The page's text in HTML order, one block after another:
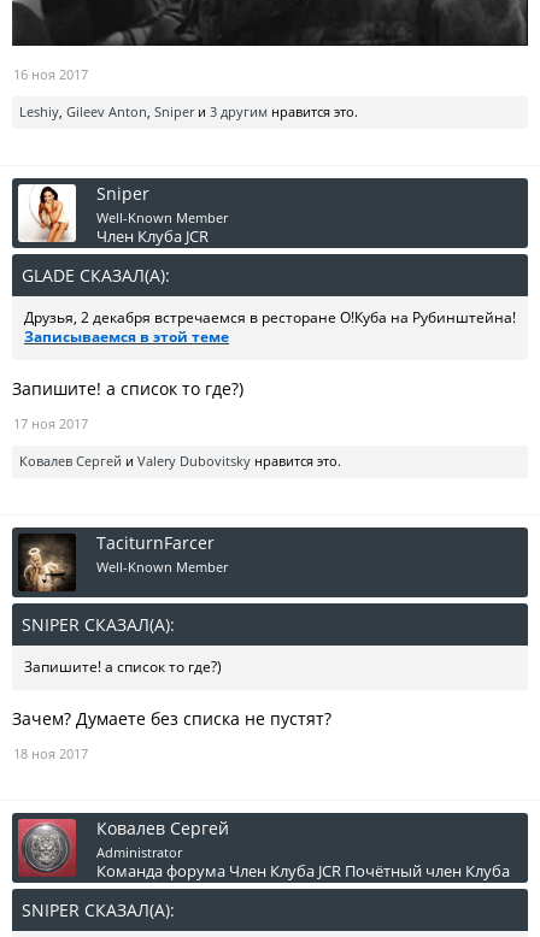
16 ноя 2017
Leshiy, Gileev Anton, Sniperи 3 другим нравится это.
Sniper
Well-Known Member
Член Клуба JCR
GLADE СКАЗАЛ(А):
Друзья, 2 декабря встречаемся в ресторане О!Куба на Рубинштейна!
Записываемся в этой теме
Запишите! а список то где?)
17 ноя 2017
Ковалев Сергей и Valery Dubovitsky нравится это.
TaciturnFarcer
Well-Known Member
SNIPER СКАЗАЛ(А):
Запишите! а список то где?)
Зачем? Думаете без списка не пустят?
18 ноя 2017
Ковалев Сергей
Administrator
Команда форума Член Клуба JCR Почётный член Клуба
SNIPER СКАЗАЛ(А):